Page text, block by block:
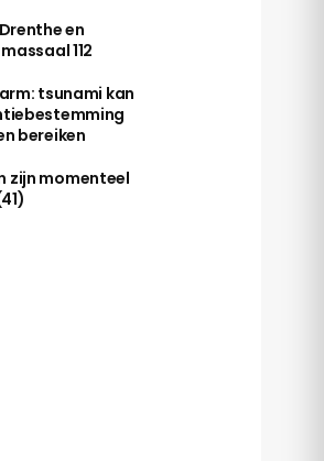
en
112
tsunami kan
bereiken
zijn momenteel